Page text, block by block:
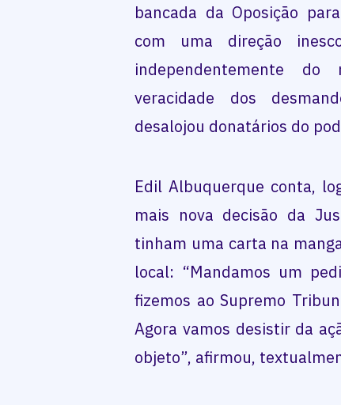
bancada da Oposição
com uma direção
independentemente
veracidade dos
desalojou donatários do
Edil Albuquerque conta,
mais nova decisão da
tinham uma carta na
local: “Mandamos um
fizemos ao Supremo
Agora vamos desistir da
objeto”, afirmou,